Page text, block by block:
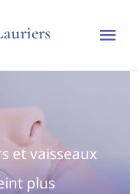
et vaisseaux
plus